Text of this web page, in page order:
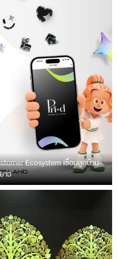
Ecosystem เชื่อมลูกบ้าน-
าว